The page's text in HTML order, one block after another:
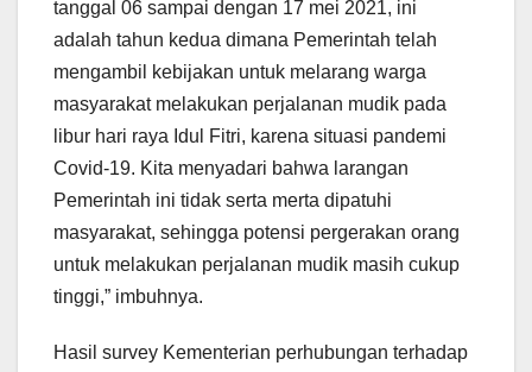
tanggal 06 sampai dengan 17 mei 2021, ini
adalah tahun kedua dimana Pemerintah telah
mengambil kebijakan untuk melarang warga
masyarakat melakukan perjalanan mudik pada
libur hari raya Idul Fitri, karena situasi pandemi
Covid-19. Kita menyadari bahwa larangan
Pemerintah ini tidak serta merta dipatuhi
masyarakat, sehingga potensi pergerakan orang
untuk melakukan perjalanan mudik masih cukup
tinggi,” imbuhnya.
Hasil survey Kementerian perhubungan terhadap